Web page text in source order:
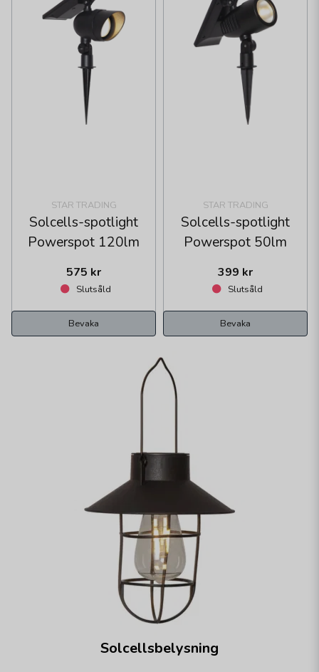
STAR TRADING
Solcells-spotlight
Powerspot 120lm
575 kr
Slutsåld
Bevaka
STAR TRADING
Solcells-spotlight
Powerspot 50lm
399 kr
Slutsåld
Bevaka
Solcellsbelysning